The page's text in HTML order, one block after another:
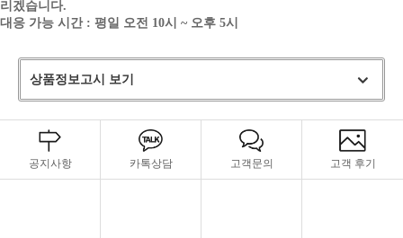
리겠습니다.
대응 가능 시간 : 평일 오전 10시 ~ 오후 5시
상품정보고시 보기
공지사항 카톡상담 고객문의 고객 후기